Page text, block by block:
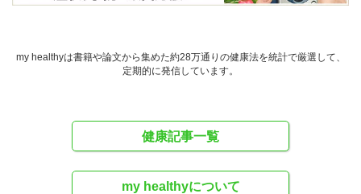
my healthyは書籍や論文から集めた約28万通りの健康法を統計で厳選して、
定期的に発信しています。
健康記事一覧
my healthyについて